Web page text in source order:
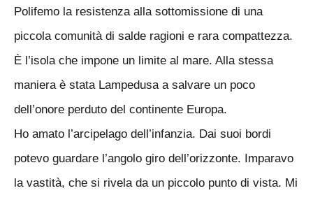
Polifemo la resistenza alla sottomissione di una
piccola comunità di salde ragioni e rara compattezza.
È l’isola che impone un limite al mare. Alla stessa
maniera è stata Lampedusa a salvare un poco
dell’onore perduto del continente Europa.
Ho amato l’arcipelago dell’infanzia. Dai suoi bordi
potevo guardare l’angolo giro dell’orizzonte. Imparavo
la vastità, che si rivela da un piccolo punto di vista. Mi